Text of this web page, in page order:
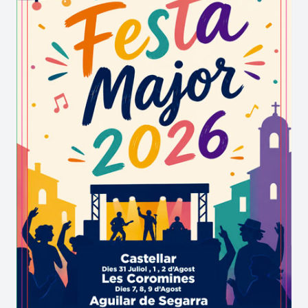
l'arribada del bon temps, el Concert de les
Espelmes a Riudecanyes esdevé el punt de
trobada ideal per compartir grans peces musicals
i accions solidàries en un entorn càlid i colpidor.
Grans veus i lírica a la llum del foc de
Riudecanyes
Els repertoris clàssics, els homenatges als grans
mestres i la calidesa de les flames marquen la
identitat d'aquesta agenda cultural tan esperada.
• Grans gèneres i homenatges operístics: El
poble acull recitals d'òpera i peces del repertori
líric més popular, unint tres tenors i un pianista
sobre l'escenari sota l'atmosfera única i daurada
que creen milers d'espelmes.